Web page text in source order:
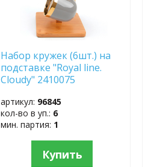
Набор кружек (6шт.) на
подставке "Royal line.
Cloudy" 2410075
артикул: 96845
кол-во в уп.: 6
мин. партия: 1
Купить